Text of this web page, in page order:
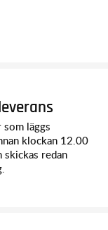
läggs
klockan 12.00
skickas redan